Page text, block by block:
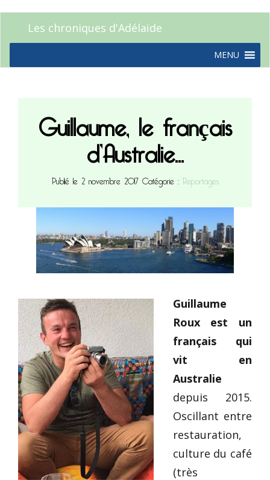
Les chroniques d'Adélaïde
MENU
Guillaume, le français
d’Australie…
Publié le 2 novembre 2017Catégorie :Reportages
Guillaume
Roux
est
un
français qui
vit en
Australie
depuis 2015.
Oscillant entre
restauration,
culture du café
(très